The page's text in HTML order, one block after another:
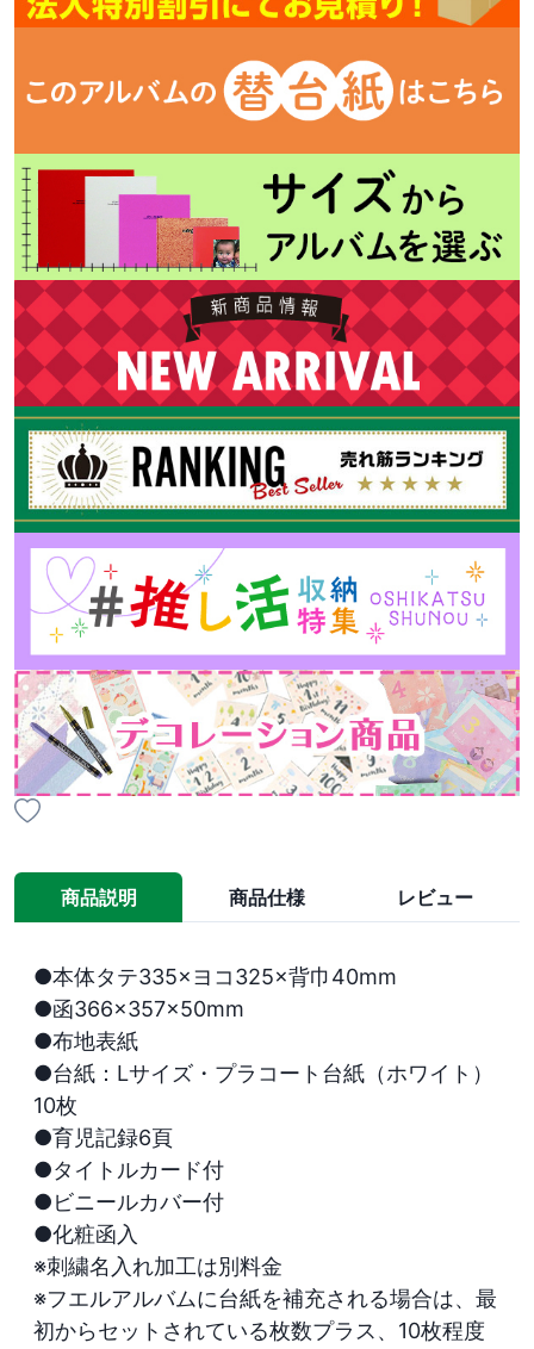
商品説明 商品仕様 レビュー
●本体タテ335×ヨコ325×背巾40mm
●函366×357×50mm
●布地表紙
●台紙：Lサイズ・プラコート台紙（ホワイト）
10枚
●育児記録6頁
●タイトルカード付
●ビニールカバー付
●化粧函入
※刺繍名入れ加工は別料金
※フエルアルバムに台紙を補充される場合は、最
初からセットされている枚数プラス、10枚程度